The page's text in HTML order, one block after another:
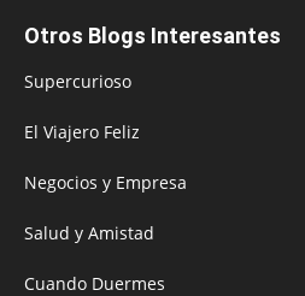
Otros Blogs Interesantes
Supercurioso
El Viajero Feliz
Negocios y Empresa
Salud y Amistad
Cuando Duermes